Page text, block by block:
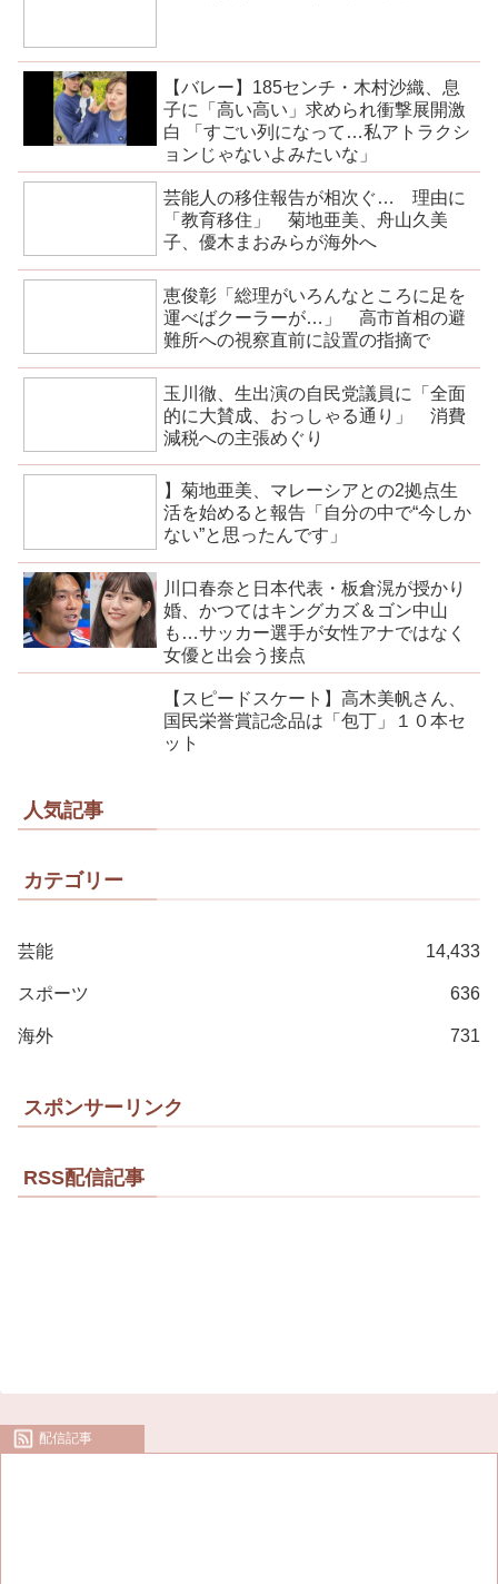
【バレー】185センチ・木村沙織、息
子に「高い高い」求められ衝撃展開激
白 「すごい列になって…私アトラクシ
ョンじゃないよみたいな」
芸能人の移住報告が相次ぐ… 理由に
「教育移住」 菊地亜美、舟山久美
子、優木まおみらが海外へ
恵俊彰「総理がいろんなところに足を
運べばクーラーが…」 高市首相の避
難所への視察直前に設置の指摘で
玉川徹、生出演の自民党議員に「全面
的に大賛成、おっしゃる通り」 消費
減税への主張めぐり
】菊地亜美、マレーシアとの2拠点生
活を始めると報告「自分の中で“今しか
ない”と思ったんです」
川口春奈と日本代表・板倉滉が授かり
婚、かつてはキングカズ＆ゴン中山
も…サッカー選手が女性アナではなく
女優と出会う接点
【スピードスケート】高木美帆さん、
国民栄誉賞記念品は「包丁」１０本セ
ット
人気記事
カテゴリー
芸能 14,433
スポーツ 636
海外 731
スポンサーリンク
RSS配信記事
配信記事